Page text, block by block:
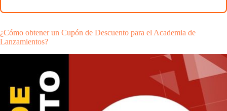
¿Cómo obtener un Cupón de Descuento para el Academia de
Lanzamientos?